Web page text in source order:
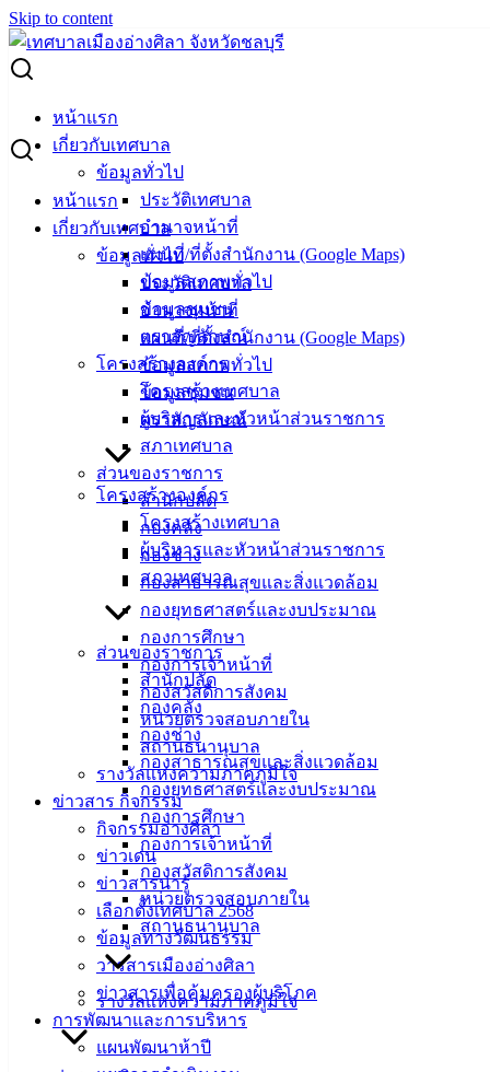
Skip to content
หน้าแรก
เกี่ยวกับเทศบาล
ข้อมูลทั่วไป
ประวัติเทศบาล
อำนาจหน้าที่
แผนที่/ที่ตั้งสำนักงาน (Google Maps)
ข้อมูลสภาพทั่วไป
ข้อมูลชุมชน
ตราสัญลักษณ์
โครงสร้างองค์กร
โครงสร้างเทศบาล
ผู้บริหารและหัวหน้าส่วนราชการ
สภาเทศบาล
ส่วนของราชการ
สำนักปลัด
กองคลัง
กองช่าง
กองสาธารณสุขและสิ่งแวดล้อม
กองยุทธศาสตร์และงบประมาณ
กองการศึกษา
กองการเจ้าหน้าที่
กองสวัสดิการสังคม
หน่วยตรวจสอบภายใน
สถานธนานุบาล
รางวัลแห่งความภาคภูมิใจ
ข่าวสาร กิจกรรม
กิจกรรมอ่างศิลา
ข่าวเด่น
ข่าวสารน่ารู้
เลือกตั้งเทศบาล 2568
ข้อมูลทางวัฒนธรรม
วารสารเมืองอ่างศิลา
ข่าวสารเพื่อคุ้มครองผู้บริโภค
การพัฒนาและการบริหาร
แผนพัฒนาห้าปี
หน้าแรก
เกี่ยวกับเทศบาล
ข้อมูลทั่วไป
ประวัติเทศบาล
อำนาจหน้าที่
แผนที่/ที่ตั้งสำนักงาน (Google Maps)
ข้อมูลสภาพทั่วไป
ข้อมูลชุมชน
ตราสัญลักษณ์
โครงสร้างองค์กร
โครงสร้างเทศบาล
ผู้บริหารและหัวหน้าส่วนราชการ
สภาเทศบาล
ส่วนของราชการ
สำนักปลัด
กองคลัง
กองช่าง
กองสาธารณสุขและสิ่งแวดล้อม
กองยุทธศาสตร์และงบประมาณ
กองการศึกษา
กองการเจ้าหน้าที่
กองสวัสดิการสังคม
หน่วยตรวจสอบภายใน
สถานธนานุบาล
รางวัลแห่งความภาคภูมิใจ
Search for:
รายงานผลการประเมินความพึงพอใจต่อปริมาณน้ำประปาใช้
เพียงพอต่อความต้องการ
รายงานผลการประเมินความพึงพอใจต่อ
ปริมาณน้ำประปาใช้เพียงพอต่อความ
กันยายน 30, 2022กรกฎาคม 10, 2023
vichakarn
ข่าวสารน่ารู้,ผลการประเมิน และผลการสำรวจ
MX-M464N_20230710_160330ดาวน์โหลด
เมืองอ่าง
เทศบาลเมือง
อ.เมือง จ.ชลบุรี
ติดต่อ :038-
142-100-104
บริการ
ประชาชน
ดาวน์โหลด
แบบ
ฟอร์ม,
เอกสาร